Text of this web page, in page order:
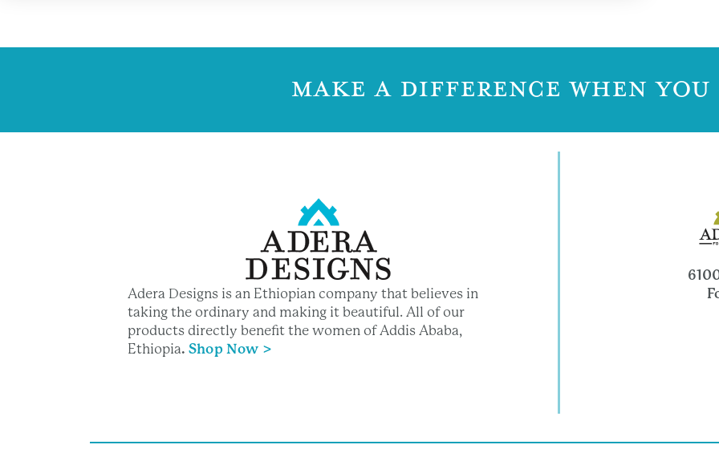
MAKE A DIFFERENCE WHEN YOU
Adera Designs is an Ethiopian company that believes in
taking the ordinary and making it beautiful. All of our
products directly benefit the women of Addis Ababa,
Ethiopia. Shop Now >